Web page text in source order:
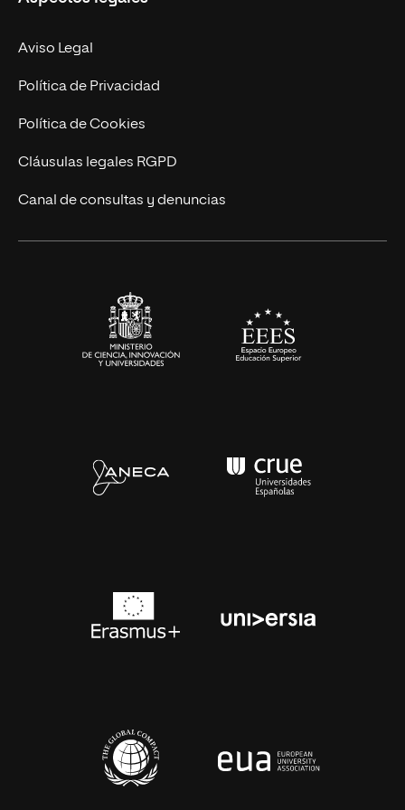
MBA
Marketing y Comunicación
Ingeniería
Diseño
Ciencias de la Salud
Nuestro Equipo
Contacto
Aviso Legal
Política de Privacidad
Política de Cookies
Cláusulas legales RGPD
Canal de consultas y denuncias